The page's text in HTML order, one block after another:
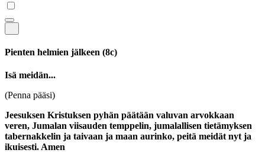
Pienten helmien jälkeen (8c)
Isä meidän...
(Penna pääsi)
Jeesuksen Kristuksen pyhän päätään valuvan arvokkaan
veren, Jumalan viisauden temppelin, jumalallisen tietämyksen
tabernakkelin ja taivaan ja maan aurinko, peitä meidät nyt ja
ikuisesti. Amen